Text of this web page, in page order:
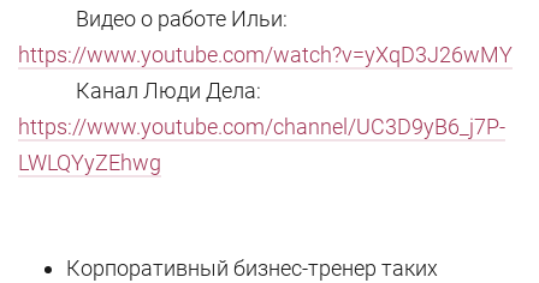
Видео о работе Ильи:
https://www.youtube.com/watch?v=yXqD3J26wMY
Канал Люди Дела:
https://www.youtube.com/channel/UC3D9yB6_j7P-
LWLQYyZEhwg
Корпоративный бизнес-тренер таких